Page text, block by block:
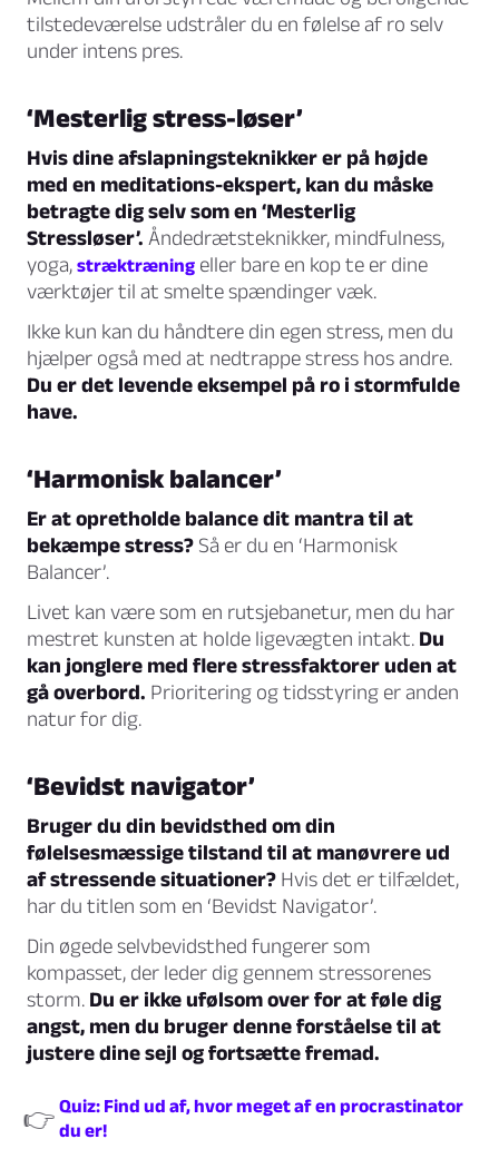
tilstedeværelse udstråler du en følelse af ro selv
under intens pres.
‘Mesterlig stress-løser’
Hvis dine afslapningsteknikker er på højde
med en meditations-ekspert, kan du måske
betragte dig selv som en ‘Mesterlig
Stressløser’. Åndedrætsteknikker, mindfulness,
yoga, stræktræning eller bare en kop te er dine
værktøjer til at smelte spændinger væk.
Ikke kun kan du håndtere din egen stress, men du
hjælper også med at nedtrappe stress hos andre.
Du er det levende eksempel på ro i stormfulde
have.
‘Harmonisk balancer’
Er at opretholde balance dit mantra til at
bekæmpe stress? Så er du en ‘Harmonisk
Balancer’.
Livet kan være som en rutsjebanetur, men du har
mestret kunsten at holde ligevægten intakt. Du
kan jonglere med flere stressfaktorer uden at
gå overbord. Prioritering og tidsstyring er anden
natur for dig.
‘Bevidst navigator’
Bruger du din bevidsthed om din
følelsesmæssige tilstand til at manøvrere ud
af stressende situationer? Hvis det er tilfældet,
har du titlen som en ‘Bevidst Navigator’.
Din øgede selvbevidsthed fungerer som
kompasset, der leder dig gennem stressorenes
storm. Du er ikke ufølsom over for at føle dig
angst, men du bruger denne forståelse til at
justere dine sejl og fortsætte fremad.
👉 Quiz: Find ud af, hvor meget af en procrastinator
du er!